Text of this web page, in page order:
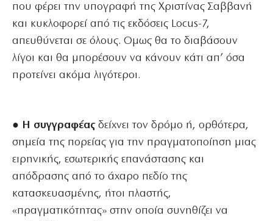
που φέρει την υπογραφή της Χριστίνας Σαββανή
και κυκλοφορεί από τις εκδόσεις Locus-7,
απευθύνεται σε όλους. Ομως θα το διαβάσουν
λίγοι και θα μπορέσουν να κάνουν κάτι απ’ όσα
προτείνει ακόμα λιγότεροι.
● Η συγγραφέας δείχνει τον δρόμο ή, ορθότερα,
σημεία της πορείας για την πραγματοποίηση μιας
ειρηνικής, εσωτερικής επανάστασης και
απόδρασης από το άχαρο πεδίο της
κατασκευασμένης, ήτοι πλαστής,
«πραγματικότητας» στην οποία συνηθίζει να